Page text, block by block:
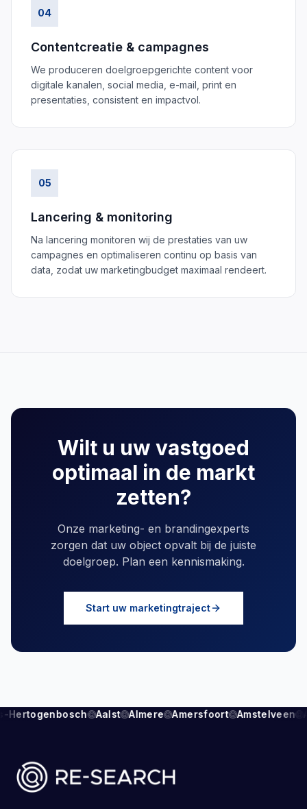
04
Contentcreatie & campagnes
We produceren doelgroepgerichte content voor
digitale kanalen, social media, e-mail, print en
presentaties, consistent en impactvol.
05
Lancering & monitoring
Na lancering monitoren wij de prestaties van uw
campagnes en optimaliseren continu op basis van
data, zodat uw marketingbudget maximaal rendeert.
Wilt u uw vastgoed
optimaal in de markt
zetten?
Onze marketing- en brandingexperts
zorgen dat uw object opvalt bij de juiste
doelgroep. Plan een kennismaking.
Start uw marketingtraject
Hertogenbosch Aalst Almere Amersfoort Amstelveen